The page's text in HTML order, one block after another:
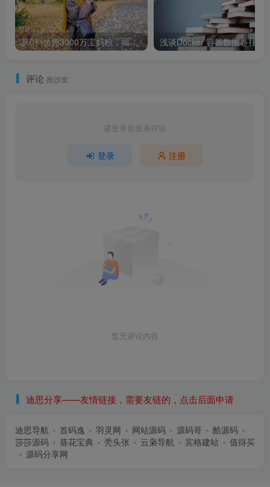
从0到坐拥3000万宝妈粉，揭秘母婴头部大号“年糕妈妈”的运营方法论
评论 抢沙发
请登录后发表评论
登录 注册
暂无评论内容
迪思分享——友情链接，需要友链的，点击后面申请
迪思导航 首码逸 羽灵网 网站源码 源码哥
酷源码
莎莎源码
葵花宝典 秃头张 云枭导航 宾格建站
值得买
源码分享网